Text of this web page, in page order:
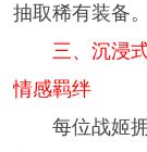
抽取稀有装备。
三、沉浸
情感羁绊
每位战姬